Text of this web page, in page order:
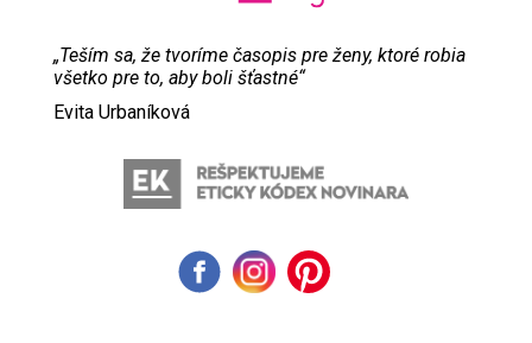
„Teším sa, že tvoríme časopis pre ženy, ktoré robia
všetko pre to, aby boli šťastné“
Evita Urbaníková